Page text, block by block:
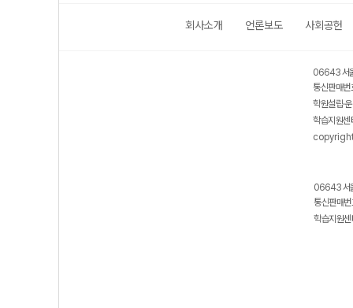
회사소개 언론보도 사회공헌
06643 서
통신판매
학원설립·
학습지원
06643 서
통신판매
학습지원